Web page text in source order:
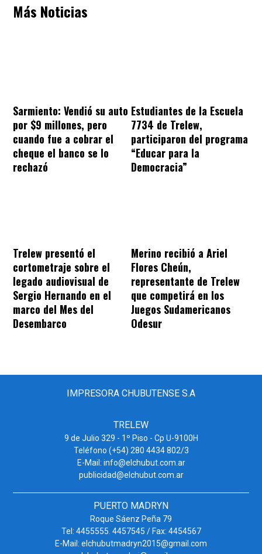
Más Noticias
Sarmiento: Vendió su auto
por $9 millones, pero
cuando fue a cobrar el
cheque el banco se lo
rechazó
Estudiantes de la Escuela
7734 de Trelew,
participaron del programa
“Educar para la
Democracia”
Trelew presentó el
cortometraje sobre el
legado audiovisual de
Sergio Hernando en el
marco del Mes del
Desembarco
Merino recibió a Ariel
Flores Cheún,
representante de Trelew
que competirá en los
Juegos Sudamericanos
Odesur
IMPRESORA CHUBUTENSE S.A
TRELEW
9 de Julio 329 - 1º Piso - Cp U-9100H
Teléfono (+54) 280 4434 802/3
E-Mail: info@elchubut.com.ar
publicidad@elchubut.com.ar
PUERTO MADRYN
Roque Sáenz Peña 79
Tel: 4455555. 4457545 / Fax: 4454567
E-Mail: elchubutmadryn2015@gmail.com